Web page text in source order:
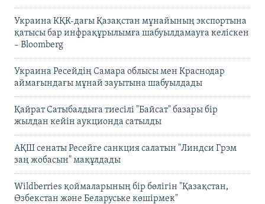
Украина КҚК-дағы Қазақстан мұнайының экспортына
қатысы бар инфрақұрылымға шабуылдамауға келіскен
– Bloomberg
Украина Ресейдің Самара облысы мен Краснодар
аймағындағы мұнай зауытына шабуылдады
Қайрат Сатыбалдыға тиесілі "Байсат" базары бір
жылдан кейін аукционда сатылды
АҚШ сенаты Ресейге санкция салатын "Линдси Грэм
заң жобасын" мақұлдады
Wildberries қоймаларының бір бөлігін "Қазақстан,
Өзбекстан және Беларуське көшірмек"